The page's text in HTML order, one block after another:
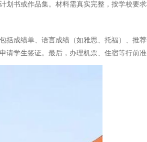
书或作品集。材料需真实完整，按学校要求
成绩单、语言成绩（如雅思、托福）、推
学生签证。最后，办理机票、住宿等行前准